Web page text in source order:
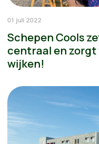
01 juli 2022
Schepen Cools
centraal en
wijken!